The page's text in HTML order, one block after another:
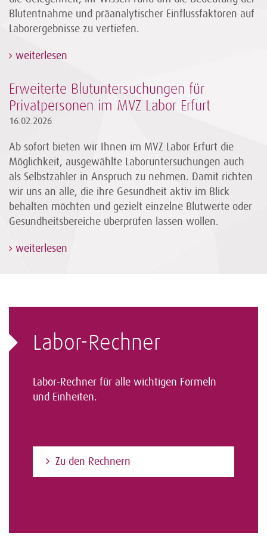
Blutentnahme und präanalytischer Einflussfaktoren auf
Laborergebnisse zu vertiefen.
weiterlesen
Erweiterte Blutuntersuchungen für
Privatpersonen im MVZ Labor Erfurt
16.02.2026
Ab sofort bieten wir Ihnen im MVZ Labor Erfurt die
Möglichkeit, ausgewählte Laboruntersuchungen auch
als Selbstzahler in Anspruch zu nehmen. Damit richten
wir uns an alle, die ihre Gesundheit aktiv im Blick
behalten möchten und gezielt einzelne Blutwerte oder
Gesundheitsbereiche überprüfen lassen wollen.
weiterlesen
Labor-Rechner
Labor-Rechner für alle wichtigen Formeln
und Einheiten.
Zu den Rechnern